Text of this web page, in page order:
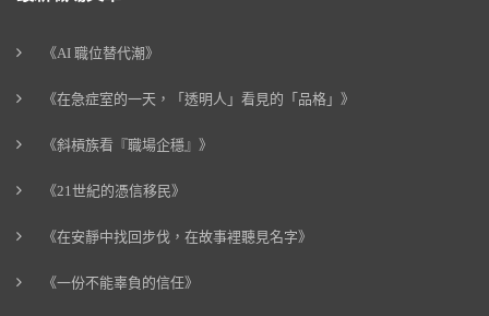
《AI 職位替代潮》
《在急症室的一天，「透明人」看見的「品格」》
《斜槓族看『職場企穩』》
《21世紀的憑信移民》
《在安靜中找回步伐，在故事裡聽見名字》
《一份不能辜負的信任》